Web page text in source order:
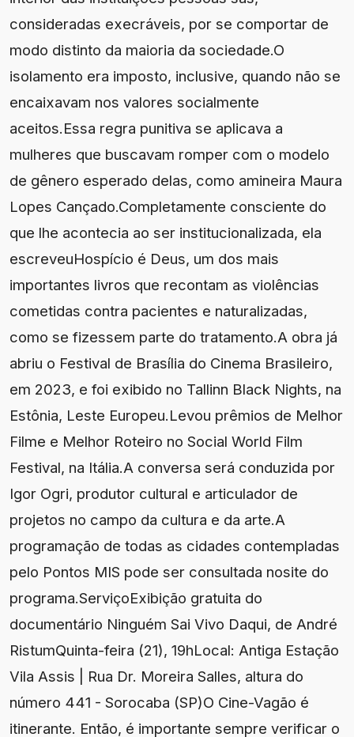
consideradas execráveis, por se comportar de
modo distinto da maioria da sociedade.O
isolamento era imposto, inclusive, quando não se
encaixavam nos valores socialmente
aceitos.Essa regra punitiva se aplicava a
mulheres que buscavam romper com o modelo
de gênero esperado delas, como amineira Maura
Lopes Cançado.Completamente consciente do
que lhe acontecia ao ser institucionalizada, ela
escreveuHospício é Deus, um dos mais
importantes livros que recontam as violências
cometidas contra pacientes e naturalizadas,
como se fizessem parte do tratamento.A obra já
abriu o Festival de Brasília do Cinema Brasileiro,
em 2023, e foi exibido no Tallinn Black Nights, na
Estônia, Leste Europeu.Levou prêmios de Melhor
Filme e Melhor Roteiro no Social World Film
Festival, na Itália.A conversa será conduzida por
Igor Ogri, produtor cultural e articulador de
projetos no campo da cultura e da arte.A
programação de todas as cidades contempladas
pelo Pontos MIS pode ser consultada nosite do
programa.ServiçoExibição gratuita do
documentário Ninguém Sai Vivo Daqui, de André
RistumQuinta-feira (21), 19hLocal: Antiga Estação
Vila Assis | Rua Dr. Moreira Salles, altura do
número 441 - Sorocaba (SP)O Cine-Vagão é
itinerante. Então, é importante sempre verificar o